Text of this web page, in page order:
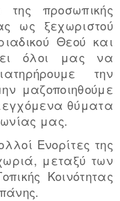
προσωπικής
ως ξεχωριστού
Θεού και
όλοι μας να
την
μαζοποιηθούμε
θύματα
μας.
Ενορίτες της
μεταξύ των
Κοινότητας